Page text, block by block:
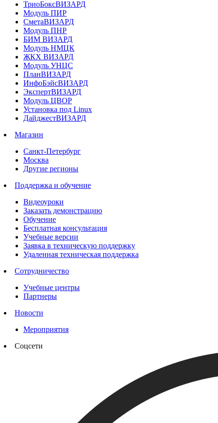
ТриоБоксВИЗАРД
Модуль ПИР
СметаВИЗАРД
Модуль ПНР
БИМ ВИЗАРД
Модуль НМЦК
ЖКХ ВИЗАРД
Модуль УНЦС
ПланВИЗАРД
ИнфоБэйсВИЗАРД
ЭкспертВИЗАРД
Модуль ЦВОР
Установка под Linux
ДайджестВИЗАРД
Магазин
Санкт-Петербург
Москва
Другие регионы
Поддержка и обучение
Видеоуроки
Заказать демонстрацию
Обучение
Бесплатная консультация
Учебные версии
Заявка в техническую поддержку
Удаленная техническая поддержка
Сотрудничество
Учебные центры
Партнеры
Новости
Мероприятия
Соцсети